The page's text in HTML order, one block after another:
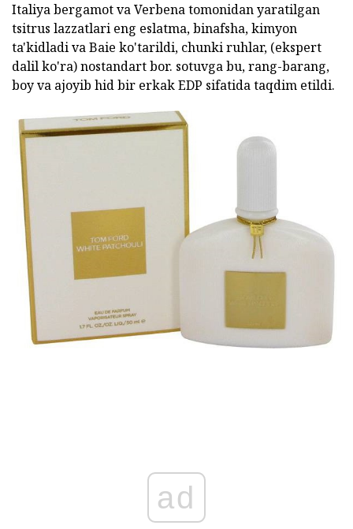
Italiya bergamot va Verbena tomonidan yaratilgan
tsitrus lazzatlari eng eslatma, binafsha, kimyon
ta'kidladi va Baie ko'tarildi, chunki ruhlar, (ekspert
dalil ko'ra) nostandart bor. sotuvga bu, rang-barang,
boy va ajoyib hid bir erkak EDP sifatida taqdim etildi.
ad